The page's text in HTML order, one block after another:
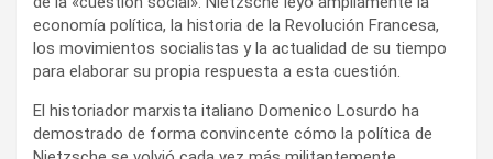
economía política, la historia de la Revolución Francesa,
los movimientos socialistas y la actualidad de su tiempo
para elaborar su propia respuesta a esta cuestión.
El historiador marxista italiano Domenico Losurdo ha
demostrado de forma convincente cómo la política de